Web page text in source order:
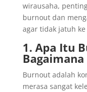
wirausaha,
burnout dan
agar tidak jatuh
1. Apa Itu
Burnout adalah
merasa sangat